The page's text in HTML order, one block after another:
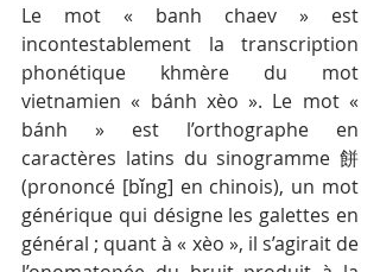
Le mot « banh chaev » est
incontestablement la transcription
phonétique khmère du mot
vietnamien « bánh xèo ». Le mot «
bánh » est l’orthographe en
caractères latins du sinogramme 餅
(prononcé [bǐng] en chinois), un mot
générique qui désigne les galettes en
général ; quant à « xèo », il s’agirait de